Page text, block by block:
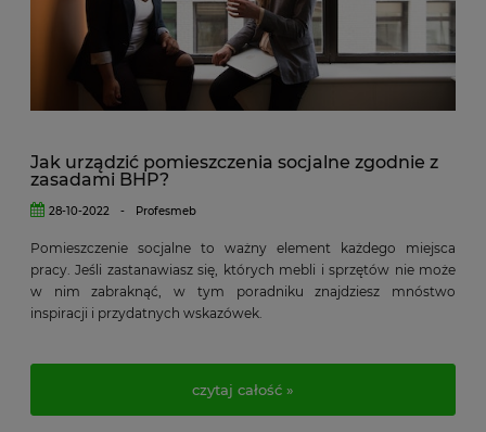
Jak urządzić pomieszczenia socjalne zgodnie z
zasadami BHP?
28-10-2022 - Profesmeb
Pomieszczenie socjalne to ważny element każdego miejsca
pracy. Jeśli zastanawiasz się, których mebli i sprzętów nie może
w nim zabraknąć, w tym poradniku znajdziesz mnóstwo
inspiracji i przydatnych wskazówek.
czytaj całość »